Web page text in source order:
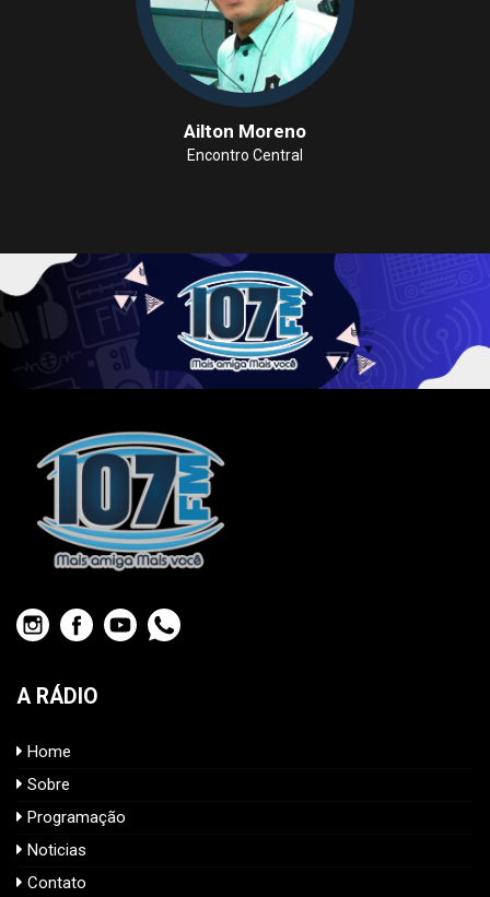
Ailton Moreno
Encontro Central
A RÁDIO
Home
Sobre
Programação
Noticias
Contato